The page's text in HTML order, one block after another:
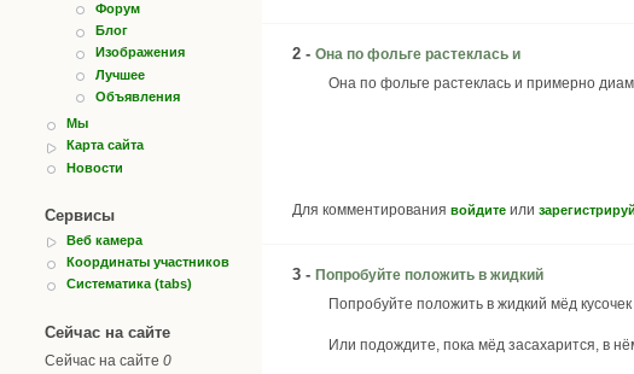
Форум
Блог
Изображения
Лучшее
Объявления
Мы
Карта сайта
Новости
Сервисы
Веб камера
Координаты участников
Систематика (tabs)
Сейчас на сайте
Сейчас на сайте 0
2 - Она по фольге растеклась и
Она по фольге растеклась и примерно
Для комментирования войдите или
3 - Попробуйте положить в жидкий
Попробуйте положить в жидкий мёд
Или подождите, пока мёд засахарится, в